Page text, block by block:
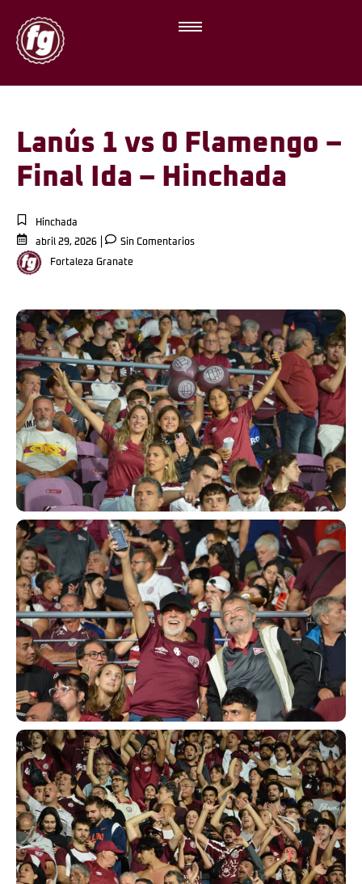
Lanús 1 vs 0 Flamengo –
Final Ida – Hinchada
Hinchada
abril 29, 2026
Sin Comentarios
Fortaleza Granate